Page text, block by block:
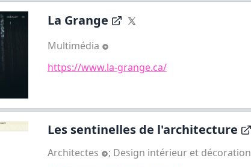
La Grange
Multimédia
https://www.la-grange.ca/
Les sentinelles de l'architecture
Architectes ; Design intérieur et décoration